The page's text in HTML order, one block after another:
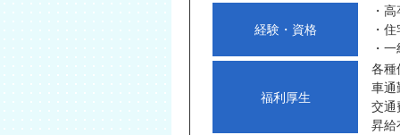
経験・資格
・
・
・
福利厚生
各種
車通
交通
昇